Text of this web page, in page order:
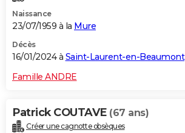
Naissance
23/07/1959 à la Mure
Décès
16/01/2024 à Saint-Laurent-en-Beaumont
Famille ANDRE
Patrick COUTAVE (67 ans)
Créer une cagnotte obsèques